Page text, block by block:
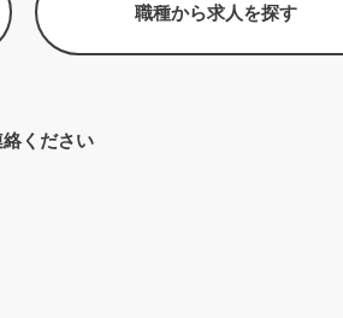
職種から求人を探す
ください